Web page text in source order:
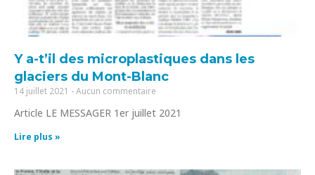
Y a-t’il des microplastiques dans les
glaciers du Mont-Blanc
14 juillet 2021 Aucun commentaire
Article LE MESSAGER 1er juillet 2021
Lire plus »